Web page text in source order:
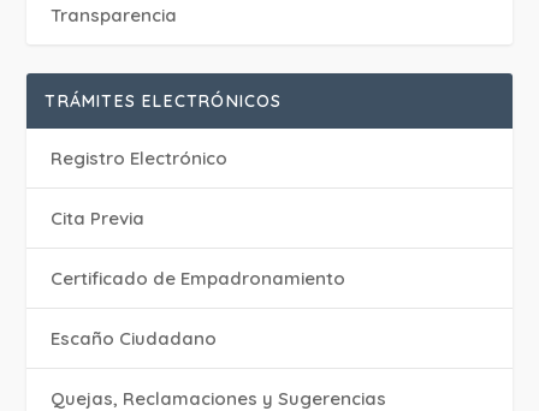
Transparencia
TRÁMITES ELECTRÓNICOS
Registro Electrónico
Cita Previa
Certificado de Empadronamiento
Escaño Ciudadano
Quejas, Reclamaciones y Sugerencias